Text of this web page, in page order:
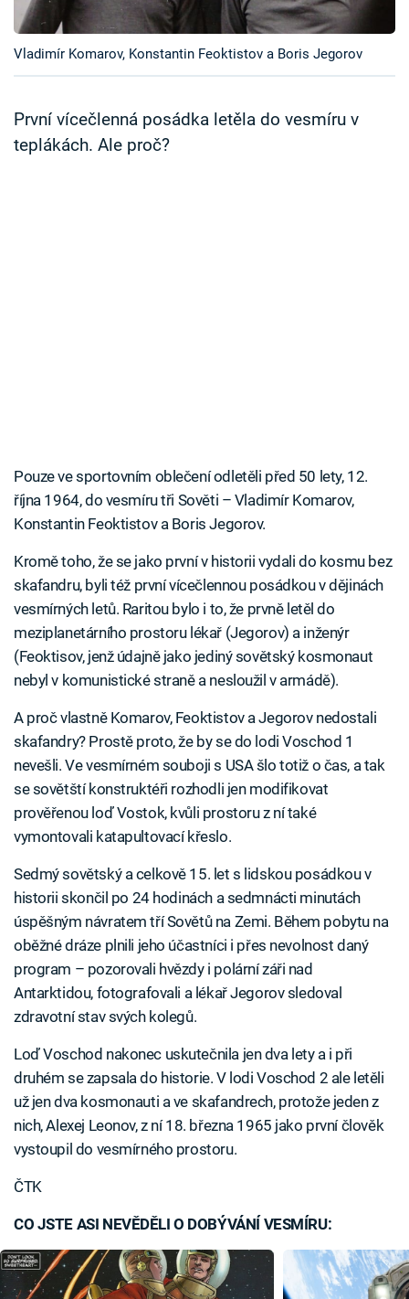
Časopis
Sledujte prima+
Přihlášení
Vladimír Komarov, Konstantin Feoktistov a Boris Jegorov
První vícečlenná posádka letěla do vesmíru v
teplákách. Ale proč?
Pouze ve sportovním oblečení odletěli před 50 lety, 12.
října 1964, do vesmíru tři Sověti – Vladimír Komarov,
Konstantin Feoktistov a Boris Jegorov.
Kromě toho, že se jako první v historii vydali do kosmu bez
skafandru, byli též první vícečlennou posádkou v dějinách
vesmírných letů. Raritou bylo i to, že prvně letěl do
meziplanetárního prostoru lékař (Jegorov) a inženýr
(Feoktisov, jenž údajně jako jediný sovětský kosmonaut
nebyl v komunistické straně a nesloužil v armádě).
A proč vlastně Komarov, Feoktistov a Jegorov nedostali
skafandry? Prostě proto, že by se do lodi Voschod 1
nevešli. Ve vesmírném souboji s USA šlo totiž o čas, a tak
se sovětští konstruktéři rozhodli jen modifikovat
prověřenou loď Vostok, kvůli prostoru z ní také
vymontovali katapultovací křeslo.
Sedmý sovětský a celkově 15. let s lidskou posádkou v
historii skončil po 24 hodinách a sedmnácti minutách
úspěšným návratem tří Sovětů na Zemi. Během pobytu na
oběžné dráze plnili jeho účastníci i přes nevolnost daný
program – pozorovali hvězdy i polární záři nad
Antarktidou, fotografovali a lékař Jegorov sledoval
zdravotní stav svých kolegů.
Loď Voschod nakonec uskutečnila jen dva lety a i při
druhém se zapsala do historie. V lodi Voschod 2 ale letěli
už jen dva kosmonauti a ve skafandrech, protože jeden z
nich, Alexej Leonov, z ní 18. března 1965 jako první člověk
vystoupil do vesmírného prostoru.
ČTK
CO JSTE ASI NEVĚDĚLI O DOBÝVÁNÍ VESMÍRU: